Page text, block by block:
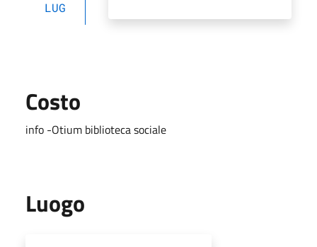
LUG
Costo
info -Otium biblioteca sociale
Luogo